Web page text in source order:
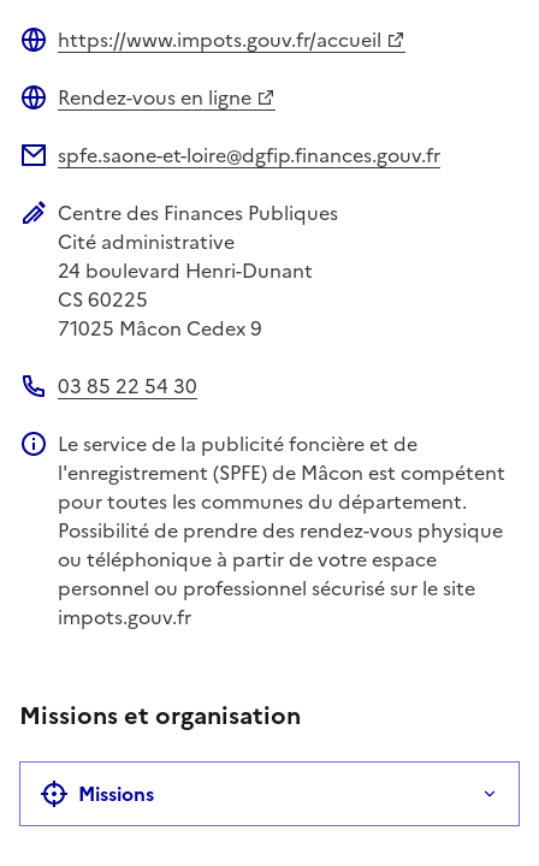
https://www.impots.gouv.fr/accueil
Rendez-vous en ligne
spfe.saone-et-loire@dgfip.finances.gouv.fr
Adresse postale
Centre des Finances Publiques
Cité administrative
24 boulevard Henri-Dunant
CS 60225
71025 Mâcon Cedex 9
03 85 22 54 30
Information complémentaire
Le service de la publicité foncière et de
l'enregistrement (SPFE) de Mâcon est compétent
pour toutes les communes du département.
Possibilité de prendre des rendez-vous physique
ou téléphonique à partir de votre espace
personnel ou professionnel sécurisé sur le site
impots.gouv.fr
Missions et organisation
Missions